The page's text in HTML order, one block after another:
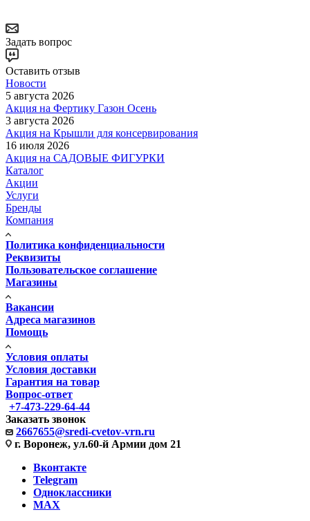
Задать вопрос
Оставить отзыв
Новости
5 августа 2026
Акция на Фертику Газон Осень
3 августа 2026
Акция на Крышли для консервирования
16 июля 2026
Акция на САДОВЫЕ ФИГУРКИ
Каталог
Акции
Услуги
Бренды
Компания
Политика конфиденциальности
Реквизиты
Пользовательское соглашение
Магазины
Вакансии
Адреса магазинов
Помощь
Условия оплаты
Условия доставки
Гарантия на товар
Вопрос-ответ
+7-473-229-64-44
Заказать звонок
2667655@sredi-cvetov-vrn.ru
г. Воронеж, ул.60-й Армии дом 21
Вконтакте
Telegram
Одноклассники
MAX